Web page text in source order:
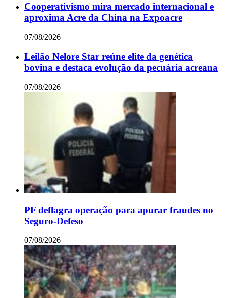
Cooperativismo mira mercado internacional e
aproxima Acre da China na Expoacre
07/08/2026
Leilão Nelore Star reúne elite da genética
bovina e destaca evolução da pecuária acreana
07/08/2026
PF deflagra operação para apurar fraudes no
Seguro-Defeso
07/08/2026